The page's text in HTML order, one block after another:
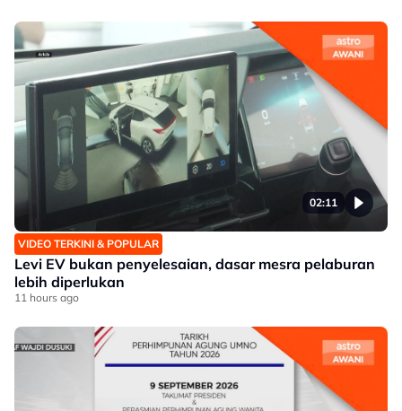
02:11
VIDEO TERKINI & POPULAR
Levi EV bukan penyelesaian, dasar mesra pelaburan
lebih diperlukan
11 hours ago